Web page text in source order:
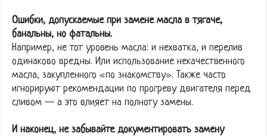
Ошибки, допускаемые при замене масла в тягаче,
банальны, но фатальны.
Например, не тот уровень масла: и нехватка, и перелив
одинаково вредны. Или использование некачественного
масла, закупленного «по знакомству». Также часто
игнорируют рекомендации по прогреву двигателя перед
сливом — а это влияет на полноту замены.
И наконец, не забывайте документировать замену